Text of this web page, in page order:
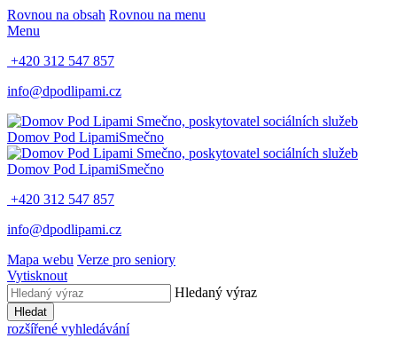
Rovnou na obsah Rovnou na menu
Menu
+420 312 547 857
info@dpodlipami.cz
Domov Pod LipamiSmečno
Domov Pod LipamiSmečno
+420 312 547 857
info@dpodlipami.cz
Mapa webu Verze pro seniory
Vytisknout
Hledaný výraz
Hledat
rozšířené vyhledávání